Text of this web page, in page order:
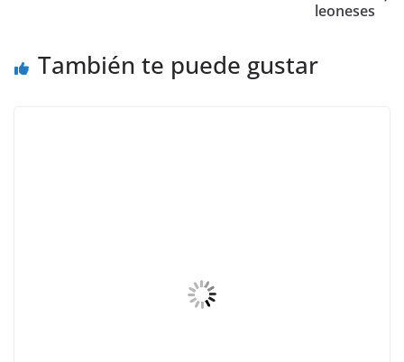
leoneses
También te puede gustar